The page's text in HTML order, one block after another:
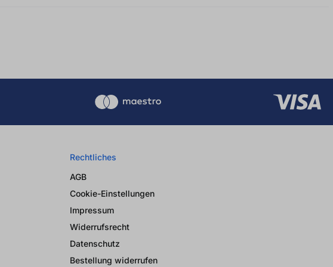
Rechtliches
AGB
Cookie-Einstellungen
Impressum
Widerrufsrecht
Datenschutz
Bestellung widerrufen